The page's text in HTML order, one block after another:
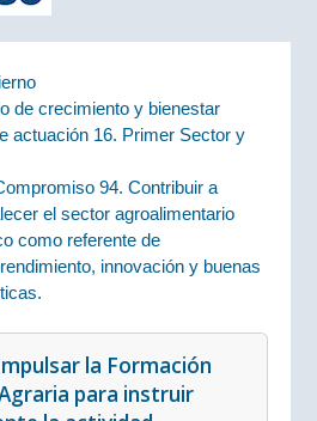
de crecimiento y bienestar
actuación 16. Primer Sector y
94. Contribuir a
el sector agroalimentario
como referente de
innovación y buenas
la Formación
para instruir